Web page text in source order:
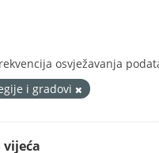
osvježavanja
i gradovi